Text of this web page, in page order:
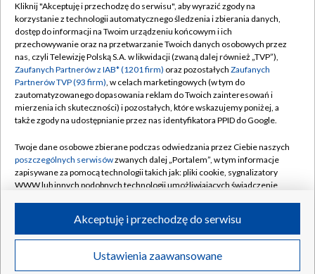
TVP
Abonament TVP
Emisja w TVP
Centrum informacji TVP
Naziemna Telewizja Cyfrowa
Rada Programowa
System NOS
Informacje o nadawcy
Program dla prasy
Ogłoszenie przetargowe
Regulamin TVP
Polityka prywatności
Moje zgody
Pomoc
Kontakt
Kanały
©2026 Telewizja Polska S.A. w likwidacji
Kliknij "Akceptuję i przechodzę do serwisu", aby wyrazić zgody na
korzystanie z technologii automatycznego śledzenia i zbierania danych,
dostęp do informacji na Twoim urządzeniu końcowym i ich
przechowywanie oraz na przetwarzanie Twoich danych osobowych przez
nas, czyli Telewizję Polską S.A. w likwidacji (zwaną dalej również „TVP”),
Zaufanych Partnerów z IAB* (1201 firm) oraz pozostałych Zaufanych
Partnerów TVP (93 firm), w celach marketingowych (w tym do
zautomatyzowanego dopasowania reklam do Twoich zainteresowań i
mierzenia ich skuteczności) i pozostałych, które wskazujemy poniżej, a
także zgody na udostępnianie przez nas identyfikatora PPID do Google.
Twoje dane osobowe zbierane podczas odwiedzania przez Ciebie naszych
poszczególnych serwisówzwanych dalej „Portalem”, w tym informacje
zapisywane za pomocą technologii takich jak: pliki cookie, sygnalizatory
WWW lub innych podobnych technologii umożliwiających świadczenie
ruchu w Internecie.
Twoje dane osobowe zbierane podczas odwiedzania przez Ciebie
poszczególnych serwisówna Portalu, takie jak adresy IP, identyfikatory
Ustawienia zaawansowane
Akceptuję i przechodzę do serwisu